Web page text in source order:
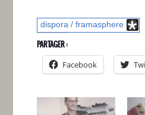
dispora / framasphere
PARTAGER :
Facebook